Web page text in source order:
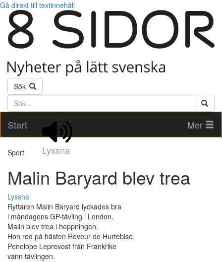
Gå direkt till textinnehåll
Sök
Söktext
Start
Lyssna
Mer
Sport
Malin Baryard blev trea
Lyssna
Ryttaren Malin Baryard lyckades bra
i måndagens GP-tävling i London.
Malin blev trea i hoppningen.
Hon red på hästen Reveur de Hurtebise.
Penelope Leprevost från Frankrike
vann tävlingen.